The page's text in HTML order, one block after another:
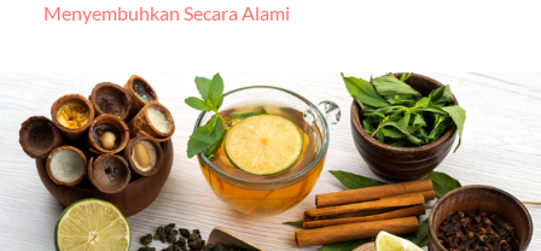
Menyembuhkan Secara Alami